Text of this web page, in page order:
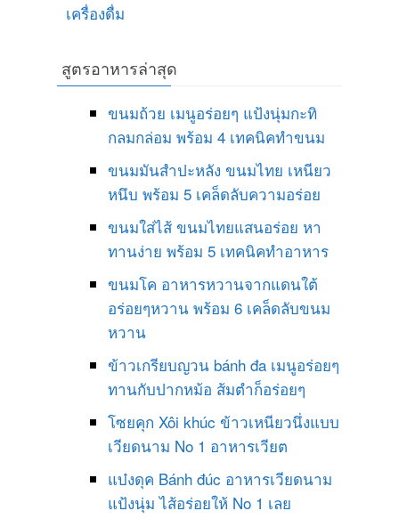
เครื่องดื่ม
สูตรอาหารล่าสุด
ขนมถ้วย เมนูอร่อยๆ แป้งนุ่มกะทิ
กลมกล่อม พร้อม 4 เทคนิคทำขนม
ขนมมันสำปะหลัง ขนมไทย เหนียว
หนึบ พร้อม 5 เคล็ดลับความอร่อย
ขนมใส่ไส้ ขนมไทยแสนอร่อย หา
ทานง่าย พร้อม 5 เทคนิคทำอาหาร
ขนมโค อาหารหวานจากแดนใต้
อร่อยๆหวาน พร้อม 6 เคล็ดลับขนม
หวาน
ข้าวเกรียบญวน bánh đa เมนูอร่อยๆ
ทานกับปากหม้อ ส้มตำก็อร่อยๆ
โซยคุก Xôi khúc ข้าวเหนียวนึ่งแบบ
เวียดนาม No 1 อาหารเวียต
แบ๋งดุค Bánh đúc อาหารเวียดนาม
แป้งนุ่ม ไส้อร่อยให้ No 1 เลย